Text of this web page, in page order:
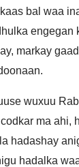
bal waa
engegan
markay
wuxuu
ma ahi,
hadashay
hadalka